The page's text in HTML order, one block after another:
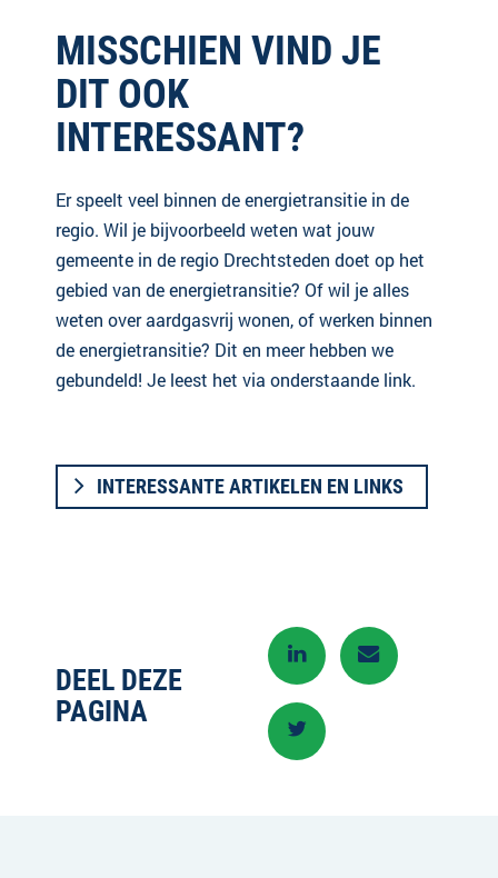
MISSCHIEN VIND JE
DIT OOK
INTERESSANT?
Er speelt veel binnen de energietransitie in de
regio. Wil je bijvoorbeeld weten wat jouw
gemeente in de regio Drechtsteden doet op het
gebied van de energietransitie? Of wil je alles
weten over aardgasvrij wonen, of werken binnen
de energietransitie? Dit en meer hebben we
gebundeld! Je leest het via onderstaande link.
INTERESSANTE ARTIKELEN EN LINKS
DEEL DEZE
PAGINA